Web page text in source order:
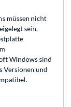
müssen nicht
sein,
Windows sind
Versionen und